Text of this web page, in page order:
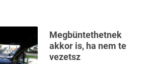
Megbüntethetnek
akkor is, ha nem te
vezetsz